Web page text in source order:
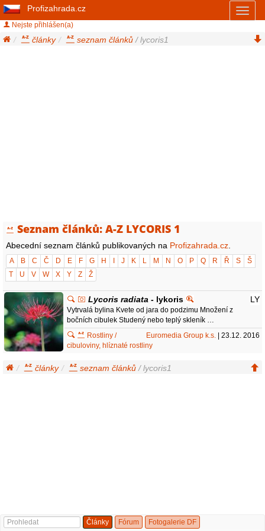
Profizahrada.cz
Nejste přihlášen(a)
články seznam článků / lycoris1
Seznam článků: A-Z LYCORIS 1
Abecední seznam článků publikovaných na Profizahrada.cz
A B C Č D E F G H J K L M N O P Q R Ř S
Š
T
U V W X Y Z Ž
Lycoris radiata - lykoris LY
Vytrvalá bylina Kvete od jara do podzimu Množení z
bočních cibulek Studený nebo teplý skleník …
Euromedia Group k.s. | 23.12. 2016
Rostliny /
cibuloviny, hlíznaté rostliny
články seznam článků / lycoris1
Články Fórum Fotogalerie DF